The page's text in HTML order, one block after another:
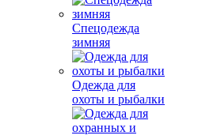
Спецодежда
зимняя
Одежда для
охоты и рыбалки